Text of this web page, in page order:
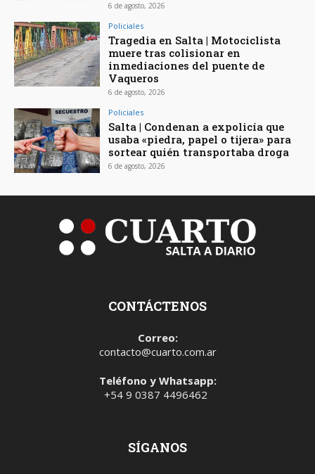
6 de agosto, 2026
Policiales
Tragedia en Salta | Motociclista
muere tras colisionar en
inmediaciones del puente de
Vaqueros
6 de agosto, 2026
Policiales
Salta | Condenan a expolicía que
usaba «piedra, papel o tijera» para
sortear quién transportaba droga
6 de agosto, 2026
CONTÁCTENOS
Correo:
contacto@cuarto.com.ar
Teléfono y Whatsapp:
+54 9 0387 4496462
SÍGANOS